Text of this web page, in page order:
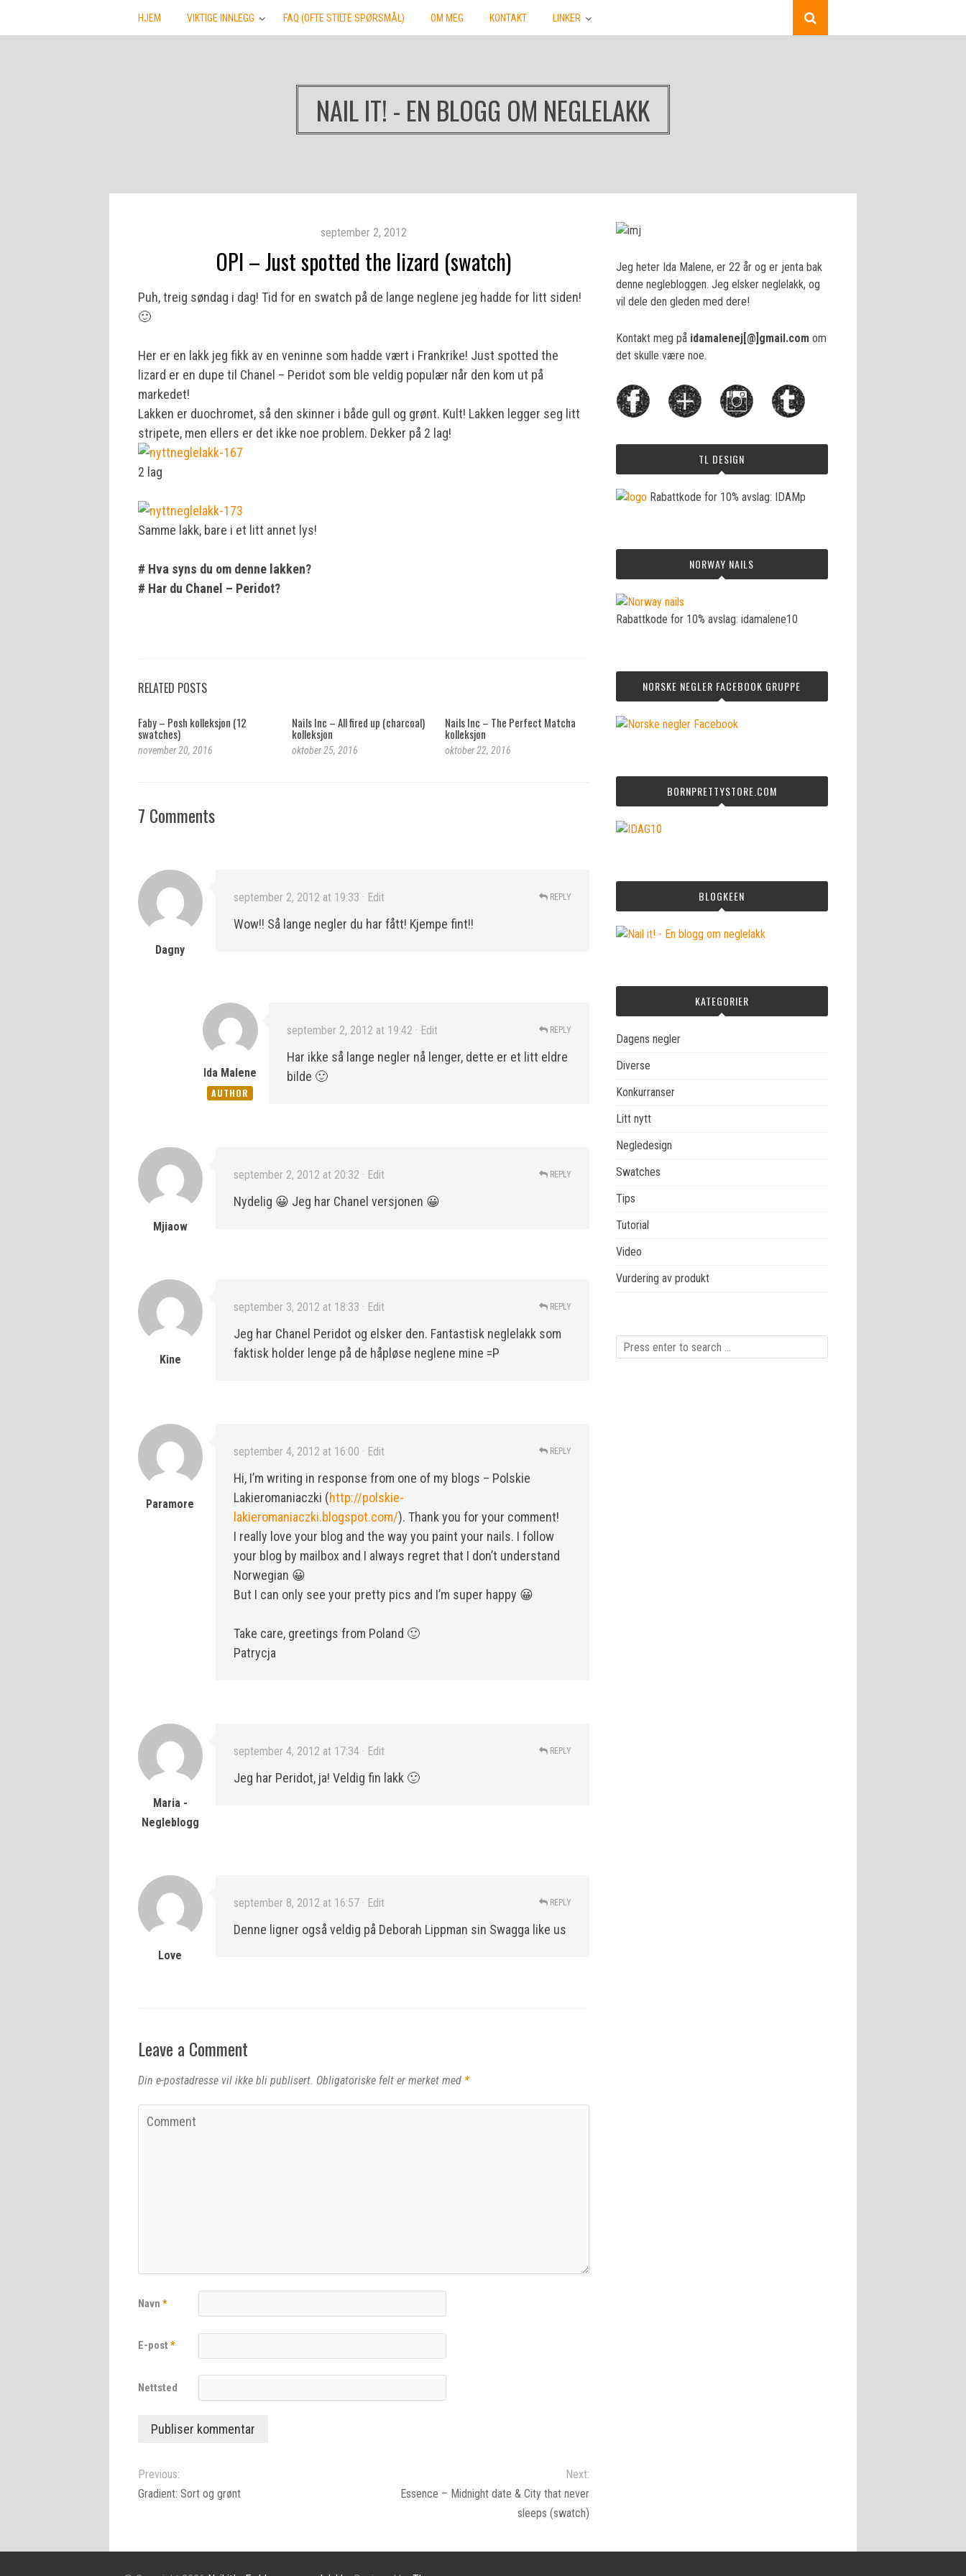
HJEM VIKTIGE INNLEGG FAQ (OFTE STILTE SPØRSMÅL) OM MEG KONTAKT LINKER
NAIL IT! - EN BLOGG OM NEGLELAKK
september 2, 2012
OPI – Just spotted the lizard (swatch)
Puh, treig søndag i dag! Tid for en swatch på de lange neglene jeg hadde for litt siden!
🙂
Her er en lakk jeg fikk av en veninne som hadde vært i Frankrike! Just spotted the
lizard er en dupe til Chanel – Peridot som ble veldig populær når den kom ut på
markedet!
Lakken er duochromet, så den skinner i både gull og grønt. Kult! Lakken legger seg litt
stripete, men ellers er det ikke noe problem. Dekker på 2 lag!
2 lag
Samme lakk, bare i et litt annet lys!
# Hva syns du om denne lakken?
# Har du Chanel – Peridot?
RELATED POSTS
Faby – Posh kolleksjon (12
swatches)
november 20, 2016
Nails Inc – All fired up (charcoal)
kolleksjon
oktober 25, 2016
Nails Inc – The Perfect Matcha
kolleksjon
oktober 22, 2016
7 Comments
Dagny
september 2, 2012 at 19:33 · Edit
Wow!! Så lange negler du har fått! Kjempe fint!!
REPLY
Ida Malene
AUTHOR
september 2, 2012 at 19:42 · Edit
Har ikke så lange negler nå lenger, dette er et litt eldre
bilde 🙂
REPLY
Mjiaow
september 2, 2012 at 20:32 · Edit
Nydelig 😀 Jeg har Chanel versjonen 😀
REPLY
Kine
september 3, 2012 at 18:33 · Edit
Jeg har Chanel Peridot og elsker den. Fantastisk neglelakk som
faktisk holder lenge på de håpløse neglene mine =P
REPLY
Paramore
september 4, 2012 at 16:00 · Edit
Hi, I’m writing in response from one of my blogs – Polskie
Lakieromaniaczki (http://polskie-
lakieromaniaczki.blogspot.com/). Thank you for your comment!
I really love your blog and the way you paint your nails. I follow
your blog by mailbox and I always regret that I don’t understand
Norwegian 😀
But I can only see your pretty pics and I’m super happy 😀
Take care, greetings from Poland 🙂
Patrycja
REPLY
Maria -
Negleblogg
september 4, 2012 at 17:34 · Edit
Jeg har Peridot, ja! Veldig fin lakk 🙂
REPLY
Love
september 8, 2012 at 16:57 · Edit
Denne ligner også veldig på Deborah Lippman sin Swagga like us
REPLY
Leave a Comment
Din e-postadresse vil ikke bli publisert. Obligatoriske felt er merket med *
Navn *
E-post *
Nettsted
Previous:
Gradient: Sort og grønt
Next:
Essence – Midnight date & City that never
sleeps (swatch)
Jeg heter Ida Malene, er 22 år og er jenta bak
denne neglebloggen. Jeg elsker neglelakk, og
vil dele den gleden med dere!
Kontakt meg på idamalenej[@]gmail.comom
det skulle være noe.
TL DESIGN
Rabattkode for 10% avslag: IDAMp
NORWAY NAILS
Rabattkode for 10% avslag: idamalene10
NORSKE NEGLER FACEBOOK GRUPPE
BORNPRETTYSTORE.COM
BLOGKEEN
KATEGORIER
Dagens negler
Diverse
Konkurranser
Litt nytt
Negledesign
Swatches
Tips
Tutorial
Video
Vurdering av produkt